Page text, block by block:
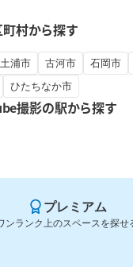
村から探す
土浦市 古河市 石岡市
ひたちなか市
撮影の駅から探す
プレミアム
ンランク上のスペースを探せ